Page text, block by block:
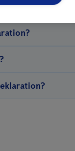
villa?
för villa är 4 975